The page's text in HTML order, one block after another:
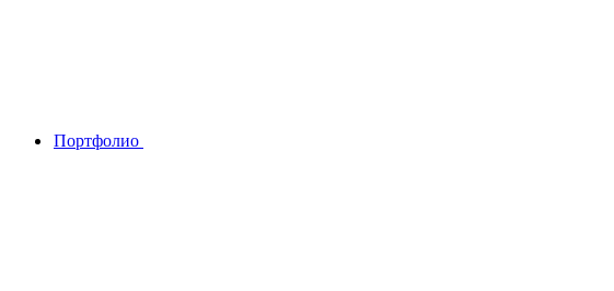
Портфолио